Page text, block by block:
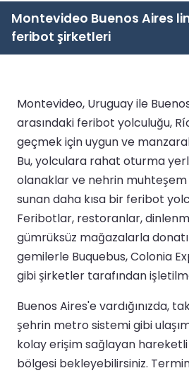
Montevideo Buenos Aires
feribot şirketleri
Montevideo, Uruguay ile
arasındaki feribot yolculuğu,
geçmek için uygun ve
Bu, yolculara rahat oturma
olanaklar ve nehrin muhteşem
sunan daha kısa bir feribot
Feribotlar, restoranlar,
gümrüksüz mağazalarla
gemilerle Buquebus, Colonia
gibi şirketler tarafından
Buenos Aires'e vardığınızda,
şehrin metro sistemi gibi
kolay erişim sağlayan
bölgesi bekleyebilirsiniz.